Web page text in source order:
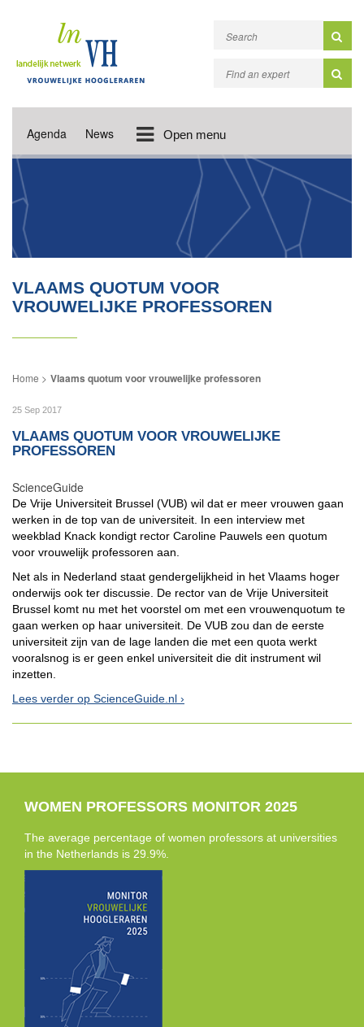
Agenda News Open menu
VLAAMS QUOTUM VOOR
VROUWELIJKE PROFESSOREN
Vlaams quotum voor vrouwelijke professoren
25 Sep 2017
VLAAMS QUOTUM VOOR VROUWELIJKE
PROFESSOREN
ScienceGuide
De Vrije Universiteit Brussel (VUB) wil dat er meer vrouwen gaan
werken in de top van de universiteit. In een interview met
weekblad Knack kondigt rector Caroline Pauwels een quotum
voor vrouwelijk professoren aan.
Net als in Nederland staat gendergelijkheid in het Vlaams hoger
onderwijs ook ter discussie. De rector van de Vrije Universiteit
Brussel komt nu met het voorstel om met een vrouwenquotum te
gaan werken op haar universiteit. De VUB zou dan de eerste
universiteit zijn van de lage landen die met een quota werkt
vooralsnog is er geen enkel universiteit die dit instrument wil
inzetten.
Lees verder op ScienceGuide.nl
WOMEN PROFESSORS MONITOR 2025
The average percentage of women professors at universities
in the Netherlands is 29.9%.